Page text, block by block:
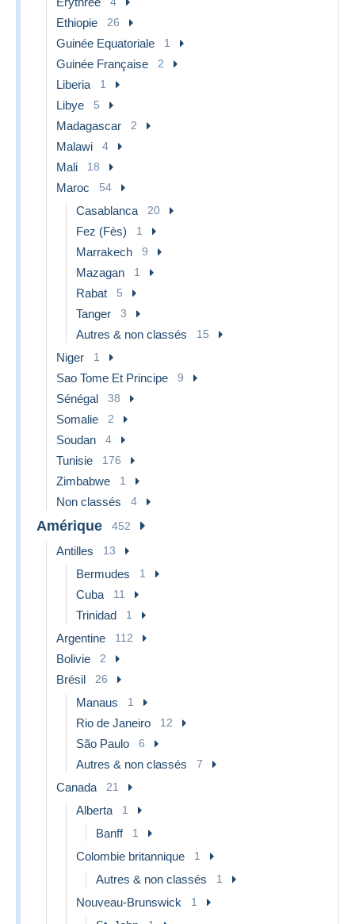
Ethiopie 26
Guinée Equatoriale 1
Guinée Française 2
Liberia 1
Libye 5
Madagascar 2
Malawi 4
Mali 18
Maroc 54
Casablanca 20
Fez (Fès) 1
Marrakech 9
Mazagan 1
Rabat 5
Tanger 3
Autres & non classés 15
Niger 1
Sao Tome Et Principe 9
Sénégal 38
Somalie 2
Soudan 4
Tunisie 176
Zimbabwe 1
Non classés 4
Amérique 452
Antilles 13
Bermudes 1
Cuba 11
Trinidad 1
Argentine 112
Bolivie 2
Brésil 26
Manaus 1
Rio de Janeiro 12
São Paulo 6
Autres & non classés 7
Canada 21
Alberta 1
Banff 1
Colombie britannique 1
Autres & non classés 1
Nouveau-Brunswick 1